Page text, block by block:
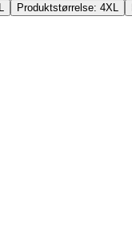
Produktstørrelse: 4XL